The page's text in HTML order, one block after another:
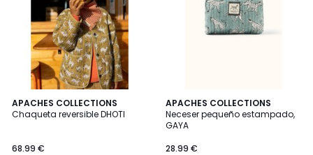
APACHES COLLECTIONS
Chaqueta reversible DHOTI
68.99 €
APACHES COLLECTIONS
Neceser pequeño estampado,
GAYA
28.99 €
2
Colores